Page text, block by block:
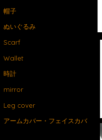
帽子
ぬいぐるみ
Scarf
Wallet
時計
mirror
Leg cover
アームカバー・フェイスカバ